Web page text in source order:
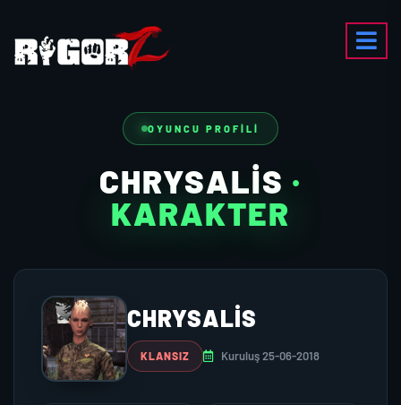
OYUNCU PROFILI
CHRYSALIS ·
KARAKTER
CHRYSALIS
KLANSIZ Kuruluş 25-06-2018